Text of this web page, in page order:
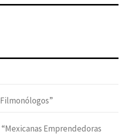
Emprendedoras